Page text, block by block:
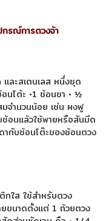
กรณ์การตวงจ้า
ละสเตนเลส หนึ่งชุด
นโต้ะ •1 ช้อนชา • ½
จำนวนน้อย เช่น ผงฟู
อนแล้วใช้พายหรือสันมีด
กับช้อนโต๊ะของช้อนตวง
กใส ใช้สำหรับตวง
ขนาดตั้งแต่ 1 ถ้วยตวง